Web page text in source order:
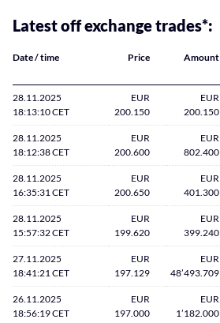
Latest off exchange trades*:
Date / time Price Amount
28.11.2025
18:13:10 CET
EUR
200.150
EUR
200.150
28.11.2025
18:12:38 CET
EUR
200.600
EUR
802.400
28.11.2025
16:35:31 CET
EUR
200.650
EUR
401.300
28.11.2025
15:57:32 CET
EUR
199.620
EUR
399.240
27.11.2025
18:41:21 CET
EUR
197.129
EUR
48’493.709
26.11.2025
18:56:19 CET
EUR
197.000
EUR
1’182.000